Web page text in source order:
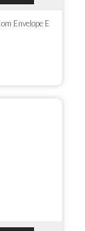
Envelope E